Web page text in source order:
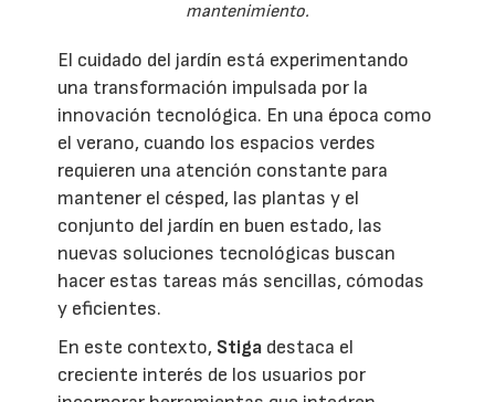
mantenimiento.
El cuidado del jardín está experimentando
una transformación impulsada por la
innovación tecnológica. En una época como
el verano, cuando los espacios verdes
requieren una atención constante para
mantener el césped, las plantas y el
conjunto del jardín en buen estado, las
nuevas soluciones tecnológicas buscan
hacer estas tareas más sencillas, cómodas
y eficientes.
En este contexto, Stiga destaca el
creciente interés de los usuarios por